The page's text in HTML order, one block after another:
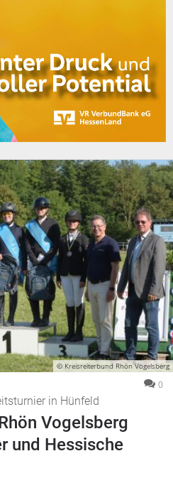
© Kreisreiterbund Rhön Vogelsberg
0
in Hünfeld
Vogelsberg
und Hessische